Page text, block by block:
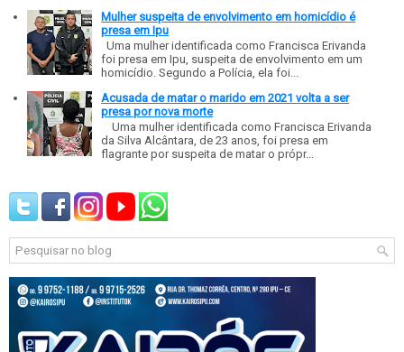
Mulher suspeita de envolvimento em homicídio é
presa em Ipu
Uma mulher identificada como Francisca Erivanda
foi presa em Ipu, suspeita de envolvimento em um
homicídio. Segundo a Polícia, ela foi...
Acusada de matar o marido em 2021 volta a ser
presa por nova morte
Uma mulher identificada como Francisca Erivanda
da Silva Alcântara, de 23 anos, foi presa em
flagrante por suspeita de matar o própr...